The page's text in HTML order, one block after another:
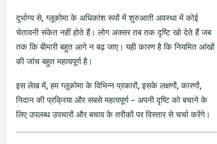
दुर्भाग्य से, ग्लूकोमा के अधिकांश रूपों में शुरुआती अवस्था में कोई
चेतावनी संकेत नहीं होते हैं। लोग अक्सर तब तक दृष्टि खो देते हैं जब
तक कि बीमारी बहुत आगे न बढ़ जाए। यही कारण है कि नियमित आंखों
की जांच बहुत महत्वपूर्ण है।
इस लेख में, हम ग्लूकोमा के विभिन्न प्रकारों, इसके लक्षणों, कारणों,
निदान की प्रक्रिया और सबसे महत्वपूर्ण – अपनी दृष्टि को बचाने के
लिए उपलब्ध उपचारों और बचाव के तरीकों पर विस्तार से चर्चा करेंगे।